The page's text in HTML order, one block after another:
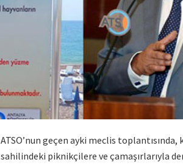
ATSO’nun geçen ayki meclis toplantısında,
sahilindeki piknikçilere ve çamaşırlarıyla